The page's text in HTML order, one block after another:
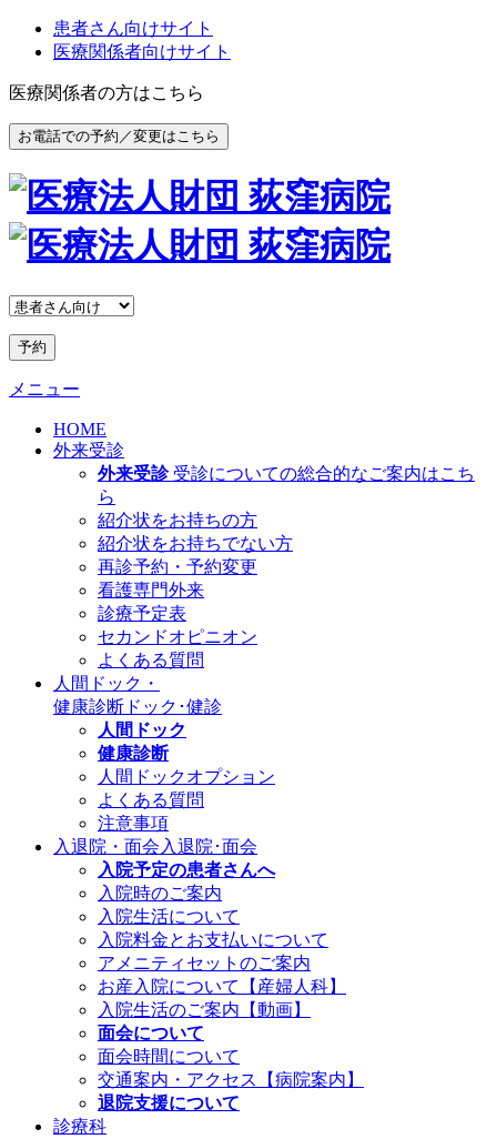
患者さん向けサイト
医療関係者向けサイト
医療関係者の方はこちら
お電話での予約／変更はこちら
予約
メニュー
HOME
外来受診
外来受診 受診についての総合的なご案内はこち
ら
紹介状をお持ちの方
紹介状をお持ちでない方
再診予約・予約変更
看護専門外来
診療予定表
セカンドオピニオン
よくある質問
人間ドック・
健康診断 ドック･健診
人間ドック
健康診断
人間ドックオプション
よくある質問
注意事項
入退院・面会 入退院･面会
入院予定の患者さんへ
入院時のご案内
入院生活について
入院料金とお支払いについて
アメニティセットのご案内
お産入院について【産婦人科】
入院生活のご案内【動画】
面会について
面会時間について
交通案内・アクセス【病院案内】
退院支援について
診療科